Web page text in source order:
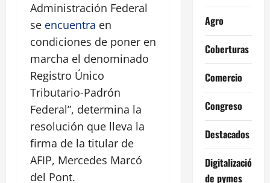
Administración Federal
se encuentra en
condiciones de poner en
marcha el denominado
Registro Único
Tributario-Padrón
Federal”, determina la
resolución que lleva la
firma de la titular de
AFIP, Mercedes Marcó
del Pont.
Agro
Coberturas
Comercio
Congreso
Destacados
Digitalización
de pymes